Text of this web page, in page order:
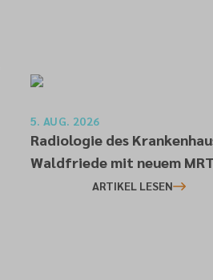
5. AUG. 2026
Radiologie des
Waldfriede mit neuem MRT
ARTIKEL LESEN